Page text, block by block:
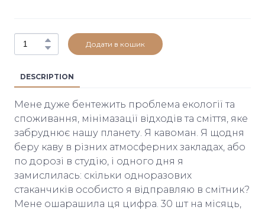
Додати в кошик
DESCRIPTION
Мене дуже бентежить проблема екології та
споживання, мінімазації відходів та сміття, яке
забруднює нашу планету. Я кавоман. Я щодня
беру каву в різних атмосферних закладах, або
по дорозі в студію, і одного дня я
замислилась: скільки одноразових
стаканчиків особисто я відправляю в смітник?
Мене ошарашила ця цифра. 30 шт на місяць,